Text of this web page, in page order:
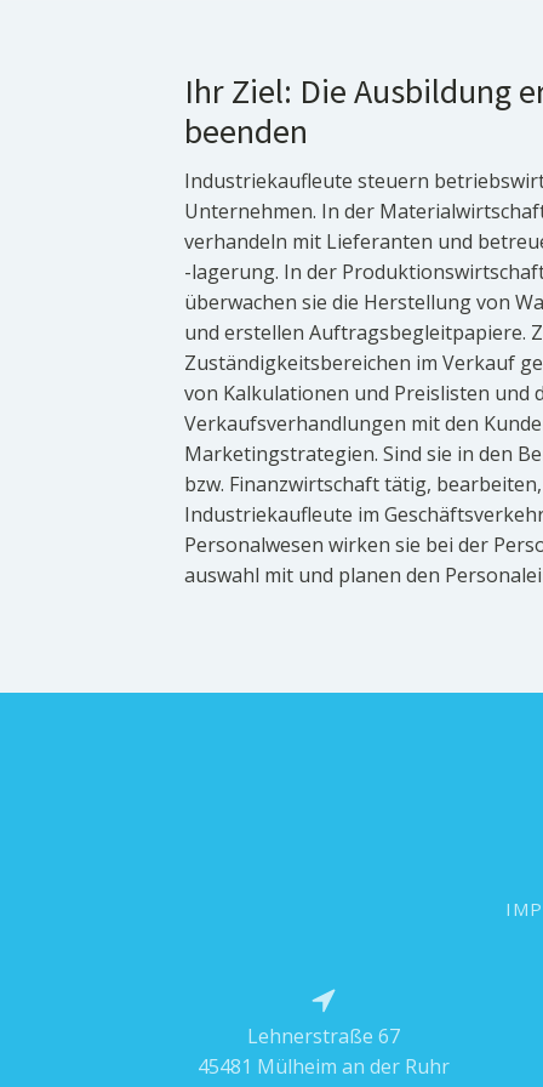
Ihr Ziel: Die Ausbildung
beenden
Industriekaufleute steuern
Unternehmen. In der
verhandeln mit Lieferanten und
-lagerung. In der
überwachen sie die Herstellung von
und erstellen Auftragsbegleitpapiere.
Zuständigkeitsbereichen im Verkauf
von Kalkulationen und Preislisten und
Verkaufsverhandlungen mit den
Marketingstrategien. Sind sie in den
bzw. Finanzwirtschaft tätig,
Industriekaufleute im
Personalwesen wirken sie bei der
auswahl mit und planen den
Lehnerstraße 67
45481 Mülheim an der Ruhr